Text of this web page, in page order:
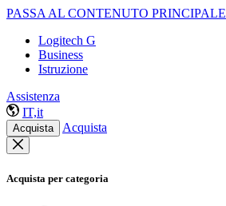
PASSA AL CONTENUTO PRINCIPALE
Logitech G
Business
Istruzione
Assistenza
IT,it
Acquista Acquista
Acquista per categoria